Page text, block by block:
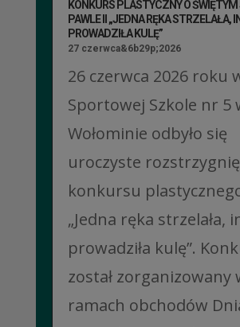
KONKURS PLASTYCZNY O ŚWIĘTYM
PAWLE II „JEDNA RĘKA STRZELAŁA,
PROWADZIŁA KULĘ”
27 czerwca&6b29p;2026
26 czerwca 2026 roku
Sportowej Szkole nr 5
Wołominie odbyło się
uroczyste
konkursu
„Jedna ręka strzelała,
prowadziła kulę”.
został zorganizowany
ramach obchodów